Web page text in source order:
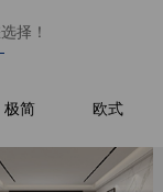
择！
极简 欧式